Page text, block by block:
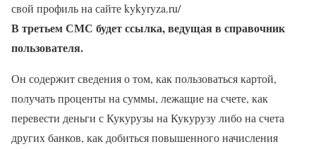
свой профиль на сайте kykyryza.ru/
В третьем СМС будет ссылка, ведущая в справочник
пользователя.
Он содержит сведения о том, как пользоваться картой,
получать проценты на суммы, лежащие на счете, как
перевести деньги с Кукурузы на Кукурузу либо на счета
других банков, как добиться повышенного начисления